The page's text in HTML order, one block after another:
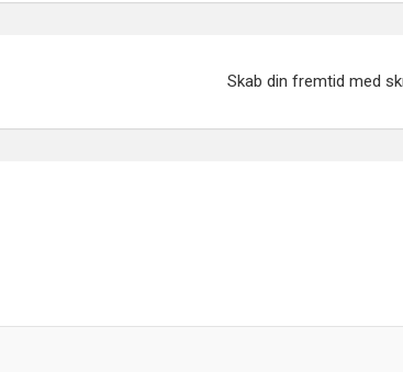
Skab din fremtid med